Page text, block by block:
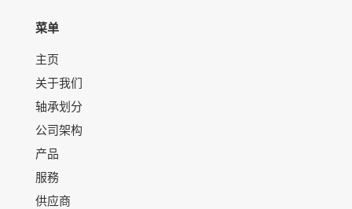
菜单
主页
关于我们
轴承划分
公司架构
产品
服務
供应商